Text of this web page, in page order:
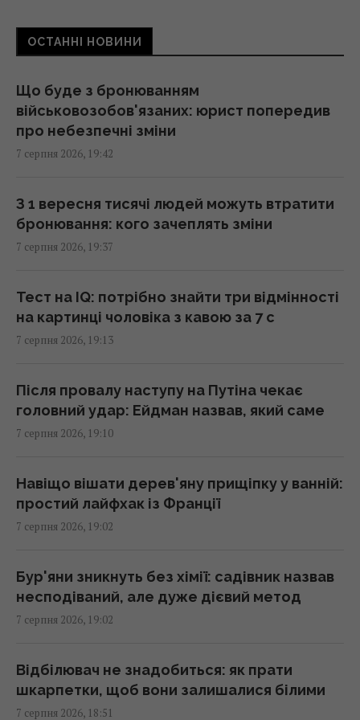
новобудовах дорожчають, попри падіння
попиту
В Херсонській області уражено базу ФСБ
"Беня House": Мадяр розкрив деталі (відео)
18:33 п'ятниця, 07 серпня 2026
Не ввечері: вчені відповіли, коли їсти
помідори для повного засвоєння вітамінів
18:20 п'ятниця, 07 серпня 2026
Складено топ-10 найочікуваніших ігор 2027
року – серед них є український проєкт
18:09 п'ятниця, 07 серпня 2026
Бюджетний вибір: названо головний
автомобільний бестселер у Європі
18:06 п'ятниця, 07 серпня 2026
У двох районах Києва зникло світло: в ДТЕК
назвали причину
18:02 п'ятниця, 07 серпня 2026
Гороскоп на 8 серпня за картами Таро:
Дівам - суперечки, Ракам - емоції
18:00 п'ятниця, 07 серпня 2026
Яка кімнатна рослина вам подобається:
психологічний тест на суперсилу
ОСТАННІ НОВИНИ
Що буде з бронюванням
військовозобов'язаних: юрист попередив
про небезпечні зміни
7 серпня 2026, 19:42
З 1 вересня тисячі людей можуть втратити
бронювання: кого зачеплять зміни
7 серпня 2026, 19:37
Тест на IQ: потрібно знайти три відмінності
на картинці чоловіка з кавою за 7 с
7 серпня 2026, 19:13
Після провалу наступу на Путіна чекає
головний удар: Ейдман назвав, який саме
7 серпня 2026, 19:10
Навіщо вішати дерев'яну прищіпку у ванній:
простий лайфхак із Франції
7 серпня 2026, 19:02
Бур'яни зникнуть без хімії: садівник назвав
несподіваний, але дуже дієвий метод
7 серпня 2026, 19:02
Відбілювач не знадобиться: як прати
шкарпетки, щоб вони залишалися білими
7 серпня 2026, 18:51